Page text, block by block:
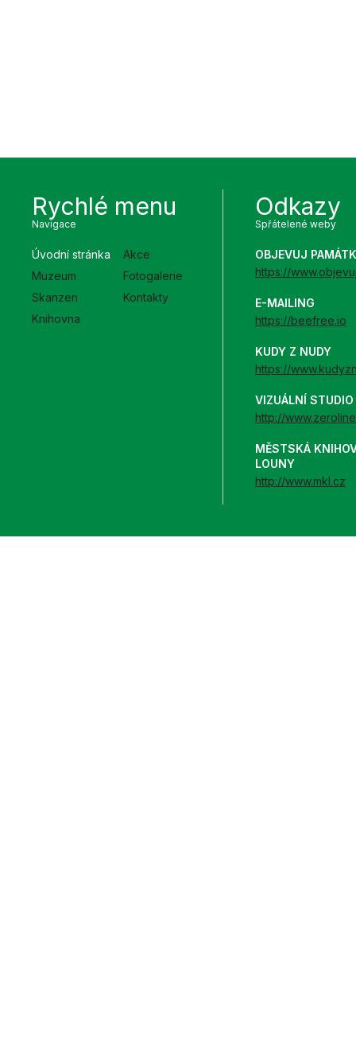
Rychlé menu
Navigace
Úvodní stránka
Muzeum
Skanzen
Knihovna
Akce
Fotogalerie
Kontakty
Odkazy
Spřátelené weby
OBJEVUJ
https://
E-MAILING
https://beefree.io
KUDY Z NUDY
https://
VIZUÁLNÍ
http://
MĚSTSKÁ
LOUNY
http://www.mkl.cz